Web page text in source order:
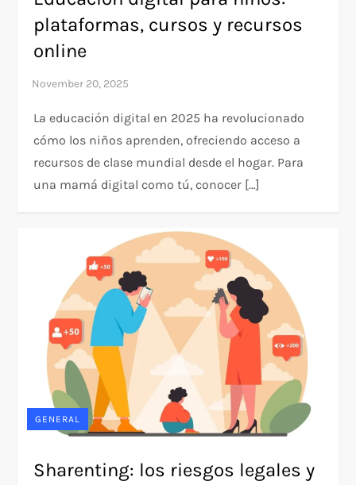
plataformas, cursos y recursos
online
La educación digital en 2025 ha revolucionado
cómo los niños aprenden, ofreciendo acceso a
recursos de clase mundial desde el hogar. Para
una mamá digital como tú, conocer […]
GENERAL
Sharenting: los riesgos legales y